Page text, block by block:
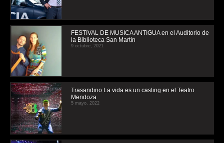
FESTIVAL DE MUSICA ANTIGUA en el Auditorio de
la Biblioteca San Martín
9 octubre, 2021
Trasandino La vida es un casting en el Teatro
Mendoza
5 mayo, 2022